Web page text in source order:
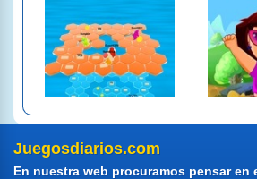
Juegosdiarios.com
En nuestra web procuramos pensar en